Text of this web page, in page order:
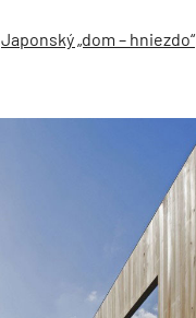
Japonský „dom – hniezdo“